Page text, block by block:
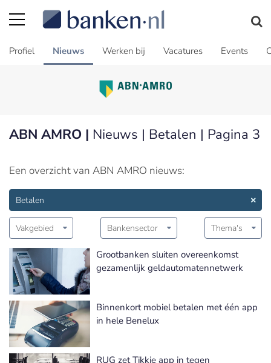
Profiel Nieuws Werken bij Vacatures Events
ABN AMRO | Nieuws | Betalen | Pagina 3
Een overzicht van ABN AMRO nieuws:
Betalen
Vakgebied Bankensector Thema's
Grootbanken sluiten overeenkomst
gezamenlijk geldautomatennetwerk
Binnenkort mobiel betalen met één app
in hele Benelux
RUG zet Tikkie app in tegen